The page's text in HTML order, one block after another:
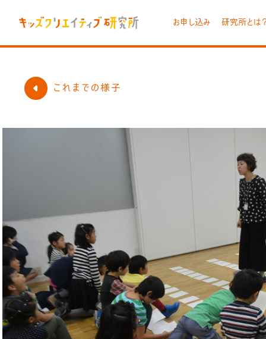
お申し込み 研究所とは
これまでの様子